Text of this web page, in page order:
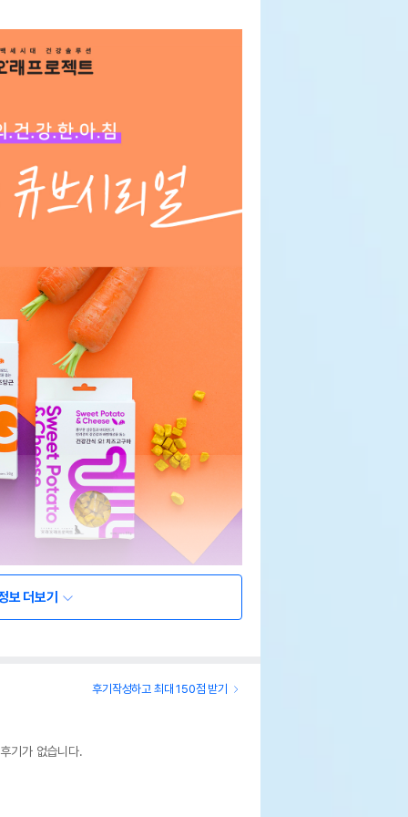
보 더보기
후기작성하고 최대 150점 받기
기가 없습니다.